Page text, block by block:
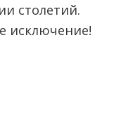
столетий.
исключение!